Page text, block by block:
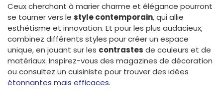
Ceux cherchant à marier charme et élégance pourront
se tourner vers le style contemporain, qui allie
esthétisme et innovation. Et pour les plus audacieux,
combinez différents styles pour créer un espace
unique, en jouant sur les contrastes de couleurs et de
matériaux. Inspirez-vous des magazines de décoration
ou consultez un cuisiniste pour trouver des idées
étonnantes mais efficaces.